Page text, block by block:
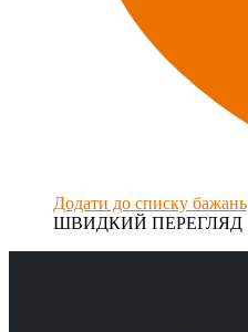
Додати до списку бажань
ШВИДКИЙ ПЕРЕГЛЯД